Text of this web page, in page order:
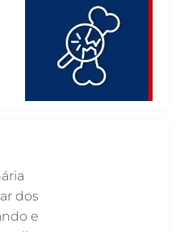
EM GUARULHOS
GUARULHOS
dos
e